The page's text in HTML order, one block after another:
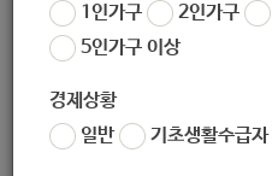
1인가구
2인가구
5인가구 이상
경제상황
일반
기초생활수급자
정부는 4월 3일(금) 오전 9시
장: 행정안전부 차관) 회의를
자 선정기준 원칙을 논의하여